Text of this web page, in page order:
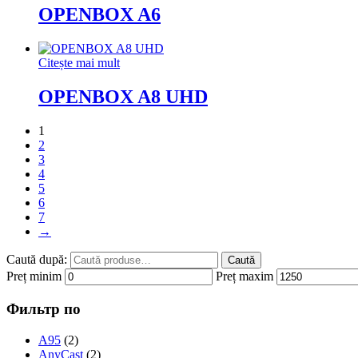
OPENBOX A6
Citește mai mult
OPENBOX A8 UHD
1
2
3
4
5
6
7
→
Caută după: Caută
Preț minim Preț maxim
Фильтр по
A95 (2)
AnyCast (2)